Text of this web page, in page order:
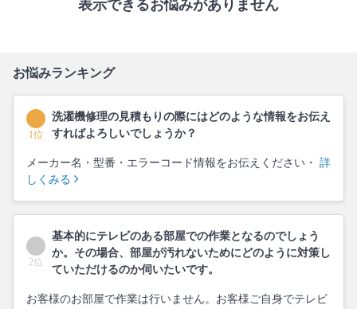
表示できるお悩みがありません
お悩みランキング
1位
洗濯機修理の見積もりの際にはどのような情報をお伝え
すればよろしいでしょうか？
メーカー名・型番・エラーコード情報をお伝えください・ 詳
しくみる
2位
基本的にテレビのある部屋での作業となるのでしょう
か。その場合、部屋が汚れないためにどのように対策し
ていただけるのか伺いたいです。
お客様のお部屋で作業は行いません。お客様ご自身でテレビ